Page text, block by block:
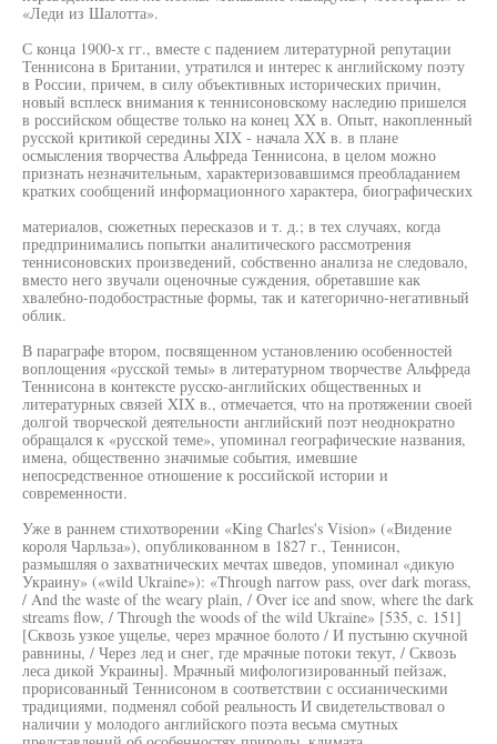
«Леди из Шалотта».
С конца 1900-х гг., вместе с падением литературной репутации
Теннисона в Британии, утратился и интерес к английскому поэту
в России, причем, в силу объективных исторических причин,
новый всплеск внимания к теннисоновскому наследию пришелся
в российском обществе только на конец XX в. Опыт, накопленный
русской критикой середины XIX - начала XX в. в плане
осмысления творчества Альфреда Теннисона, в целом можно
признать незначительным, характеризовавшимся преобладанием
кратких сообщений информационного характера, биографических
материалов, сюжетных пересказов и т. д.; в тех случаях, когда
предпринимались попытки аналитического рассмотрения
теннисоновских произведений, собственно анализа не следовало,
вместо него звучали оценочные суждения, обретавшие как
хвалебно-подобострастные формы, так и категорично-негативный
облик.
В параграфе втором, посвященном установлению особенностей
воплощения «русской темы» в литературном творчестве Альфреда
Теннисона в контексте русско-английских общественных и
литературных связей XIX в., отмечается, что на протяжении своей
долгой творческой деятельности английский поэт неоднократно
обращался к «русской теме», упоминал географические названия,
имена, общественно значимые события, имевшие
непосредственное отношение к российской истории и
современности.
Уже в раннем стихотворении «King Charles's Vision» («Видение
короля Чарльза»), опубликованном в 1827 г., Теннисон,
размышляя о захватнических мечтах шведов, упоминал «дикую
Украину» («wild Ukraine»): «Through narrow pass, over dark morass,
/ And the waste of the weary plain, / Over ice and snow, where the dark
streams flow, / Through the woods of the wild Ukraine» [535, c. 151]
[Сквозь узкое ущелье, через мрачное болото / И пустыню скучной
равнины, / Через лед и снег, где мрачные потоки текут, / Сквозь
леса дикой Украины]. Мрачный мифологизированный пейзаж,
прорисованный Теннисоном в соответствии с оссианическими
традициями, подменял собой реальность И свидетельствовал о
наличии у молодого английского поэта весьма смутных